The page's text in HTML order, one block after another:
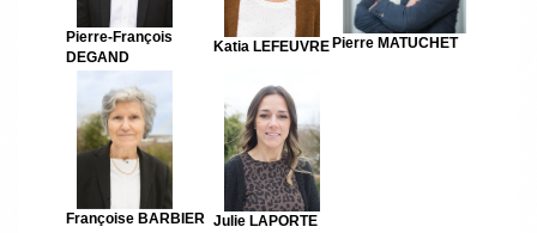
Pierre-François
DEGAND
Katia LEFEUVRE Pierre MATUCHET
Françoise BARBIER Julie LAPORTE